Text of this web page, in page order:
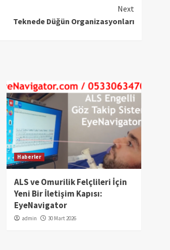
Next
Teknede Düğün Organizasyonları
Haberler
ALS ve Omurilik Felçlileri İçin
Yeni Bir İletişim Kapısı:
EyeNavigator
admin 30 Mart 2026